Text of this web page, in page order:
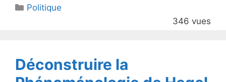
er e
o
k
Catégories
Politique
346 vues
Déconstruire la